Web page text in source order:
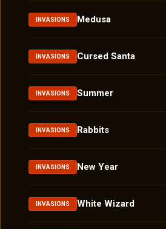
INVASIONS Medusa
INVASIONS Cursed Santa
INVASIONS Summer
INVASIONS Rabbits
INVASIONS New Year
INVASIONS White Wizard